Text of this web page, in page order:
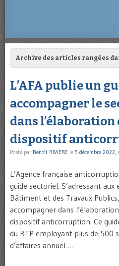
Archive des articles rangées
L’AFA publie un
accompagner le
dans l’élaboration
dispositif
Posté par Benoît RIVIERE le 5 décembre 2022,
L’Agence française
guide sectoriel. S’adressant
Bâtiment et des Travaux
accompagner dans
dispositif anticorruption. Ce
du BTP employant plus de 500
d’affaires annuel …